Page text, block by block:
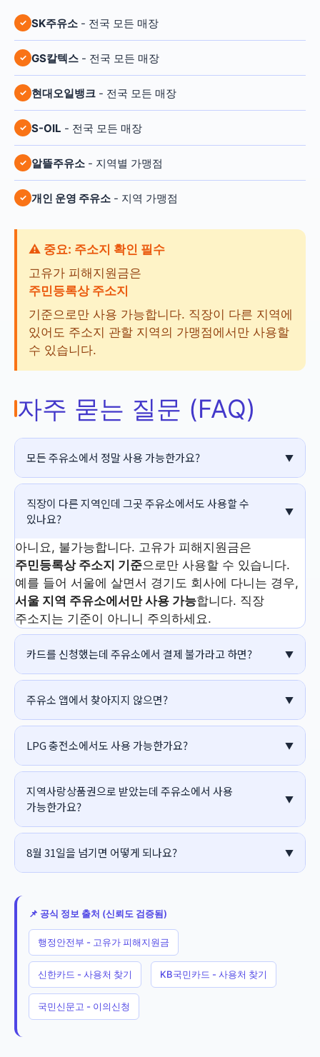
SK주유소 - 전국 모든 매장
GS칼텍스 - 전국 모든 매장
현대오일뱅크 - 전국 모든 매장
S-OIL - 전국 모든 매장
알뜰주유소 - 지역별 가맹점
개인 운영 주유소 - 지역 가맹점
⚠️ 중요: 주소지 확인 필수
고유가 피해지원금은
주민등록상 주소지
기준으로만 사용 가능합니다. 직장이 다른 지역에
있어도 주소지 관할 지역의 가맹점에서만 사용할
수 있습니다.
자주 묻는 질문 (FAQ)
모든 주유소에서 정말 사용 가능한가요?
직장이 다른 지역인데 그곳 주유소에서도 사용할 수
있나요?
아니요, 불가능합니다. 고유가 피해지원금은
주민등록상 주소지 기준으로만 사용할 수 있습니다.
예를 들어 서울에 살면서 경기도 회사에 다니는 경우,
서울 지역 주유소에서만 사용 가능합니다. 직장
주소지는 기준이 아니니 주의하세요.
카드를 신청했는데 주유소에서 결제 불가라고 하면?
주유소 앱에서 찾아지지 않으면?
LPG 충전소에서도 사용 가능한가요?
지역사랑상품권으로 받았는데 주유소에서 사용
가능한가요?
8월 31일을 넘기면 어떻게 되나요?
📌 공식 정보 출처 (신뢰도 검증됨)
행정안전부 - 고유가 피해지원금
신한카드 - 사용처 찾기 KB국민카드 - 사용처 찾기
국민신문고 - 이의신청